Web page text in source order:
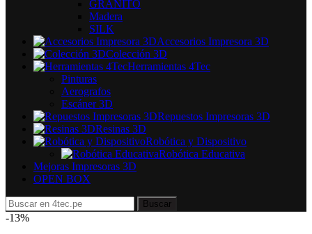
GRANITO
Madera
SILK
Accesorios Impresora 3D
Colección 3D
Herramientas 4Tec
Pinturas
Aerografos
Escáner 3D
Repuestos Impresoras 3D
Resinas 3D
Robótica y Dispositivo
Robótica Educativa
Mejoras Impresoras 3D
OPEN BOX
Buscar
-13%